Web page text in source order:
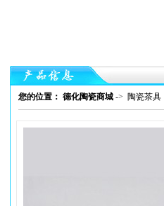
您的位置： 德化陶瓷商城 -> 陶瓷茶具